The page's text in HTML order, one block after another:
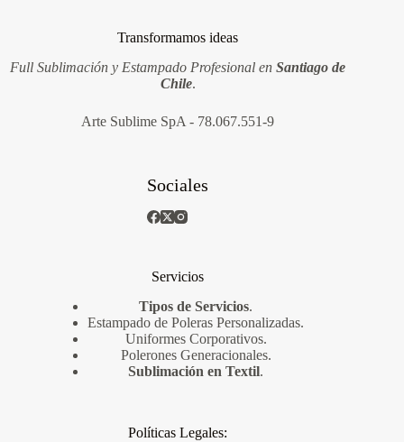
Transformamos ideas
Full Sublimación y Estampado Profesional enSantiago de
Chile.
Arte Sublime SpA - 78.067.551-9
Sociales
Servicios
Tipos de Servicios.
Estampado de Poleras Personalizadas.
Uniformes Corporativos.
Polerones Generacionales.
Sublimación en Textil.
Políticas Legales: